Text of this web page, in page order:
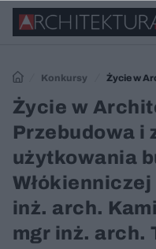
Konkursy
Życie w
sposobu użytkowania
Mgr inż. arch. Kamilla
Życie w
Przebudowa i
użytkowania
inż. arch.
mgr inż. arch.